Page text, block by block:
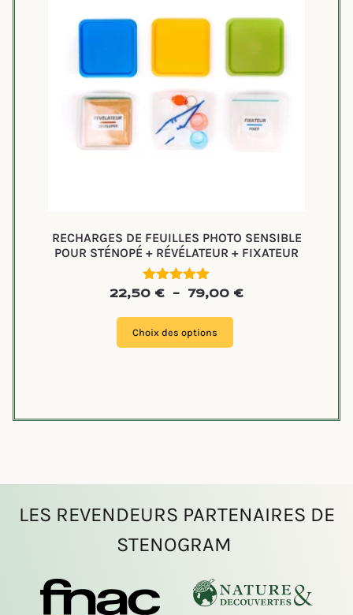
RECHARGES DE FEUILLES PHOTO SENSIBLE
POUR STÉNOPÉ + RÉVÉLATEUR + FIXATEUR
Note
sur 5
22,50 € – 79,00 €
Choix des options
LES REVENDEURS PARTENAIRES DE
STENOGRAM